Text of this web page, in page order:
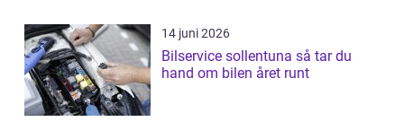
14 juni 2026
Bilservice sollentuna så tar du
hand om bilen året runt